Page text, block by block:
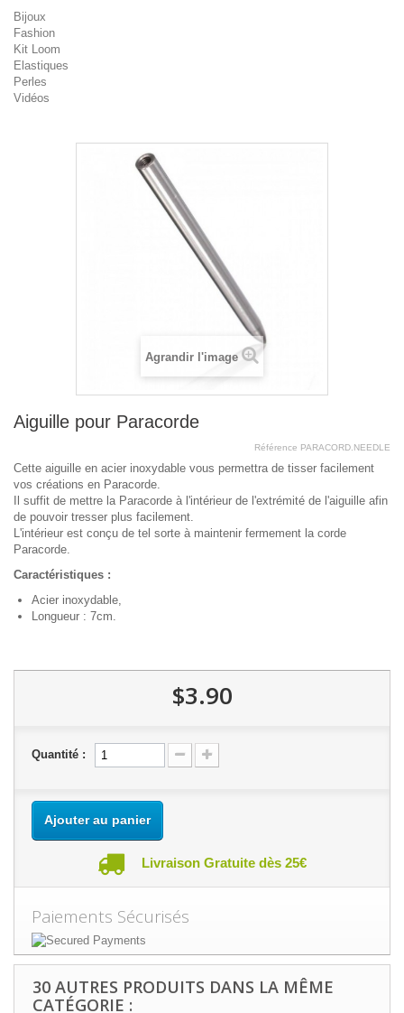
Bijoux
Fashion
Kit Loom
Elastiques
Perles
Vidéos
Agrandir l'image
Aiguille pour Paracorde
Référence PARACORD.NEEDLE
Cette aiguille en acier inoxydable vous permettra de tisser facilement
vos créations en Paracorde.
Il suffit de mettre la Paracorde à l'intérieur de l'extrémité de l'aiguille afin
de pouvoir tresser plus facilement.
L'intérieur est conçu de tel sorte à maintenir fermement la corde
Paracorde.
Caractéristiques :
Acier inoxydable,
Longueur : 7cm.
$3.90
Quantité :
Ajouter au panier
Livraison Gratuite dès 25€
Paiements Sécurisés
30 AUTRES PRODUITS DANS LA MÊME
CATÉGORIE :